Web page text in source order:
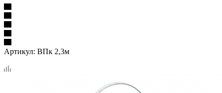
Артикул: ВПк 2,3м